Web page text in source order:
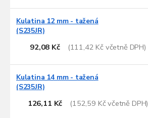
Kulatina 12 mm - tažená
(S235JR)
92,08 Kč (111,42 Kč včetně DPH)
Kulatina 14 mm - tažená
(S235JR)
126,11 Kč (152,59 Kč včetně DPH)